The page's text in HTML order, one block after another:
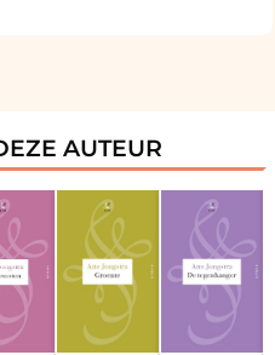
AUTEUR